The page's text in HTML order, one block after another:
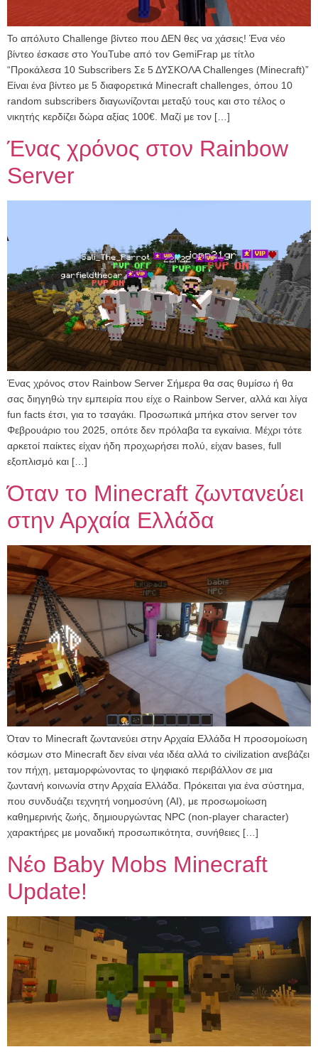
Το απόλυτο Challenge βίντεο που ΔΕΝ θες να χάσεις! Ένα νέο
βίντεο έσκασε στο YouTube από τον GemiFrap με τίτλο
“Προκάλεσα 10 Subscribers Σε 5 ΔΥΣΚΟΛΑ Challenges (Minecraft)”
Είναι ένα βίντεο με 5 διαφορετικά Minecraft challenges, όπου 10
random subscribers διαγωνίζονται μεταξύ τους και στο τέλος ο
νικητής κερδίζει δώρα αξίας 100€. Μαζί με τον […]
Ένας χρόνος στον Rainbow
Server
Ένας χρόνος στον Rainbow Server Σήμερα θα σας θυμίσω ή θα
σας διηγηθώ την εμπειρία που είχε ο Rainbow Server, αλλά και λίγα
fun facts έτσι, για το τσαγάκι. Προσωπικά μπήκα στον server τον
Φεβρουάριο του 2025, οπότε δεν πρόλαβα τα εγκαίνια. Μέχρι τότε
αρκετοί παίκτες είχαν ήδη προχωρήσει πολύ, είχαν bases, full
εξοπλισμό και […]
Όταν το Minecraft ζωντανεύει
στην Αρχαία Ελλάδα
Όταν το Minecraft ζωντανεύει στην Αρχαία Ελλάδα Η προσομοίωση
κόσμων στο Minecraft δεν είναι νέα ιδέα αλλά το civilization ανεβάζει
τον πήχη, μεταμορφώνοντας το ψηφιακό περιβάλλον σε μια
ζωντανή κοινωνία στην Αρχαία Ελλάδα. Πρόκειται για ένα σύστημα,
που συνδυάζει τεχνητή νοημοσύνη (AI), με προσωμοίωση
καθημερινής ζωής, δημιουργώντας NPC (non-player character)
χαρακτήρες με μοναδική προσωπικότητα, συνήθειες […]
Νέο Baby Mobs Minecraft
Update!